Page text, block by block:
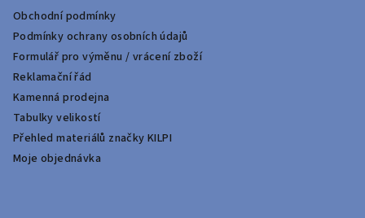
Obchodní podmínky
Podmínky ochrany osobních údajů
Formulář pro výměnu / vrácení zboží
Reklamační řád
Kamenná prodejna
Tabulky velikostí
Přehled materiálů značky KILPI
Moje objednávka